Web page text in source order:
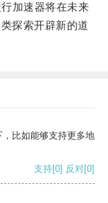
加速器将在未来
探索开辟新的道
比如能够支持更多地
支持[0] 反对[0]